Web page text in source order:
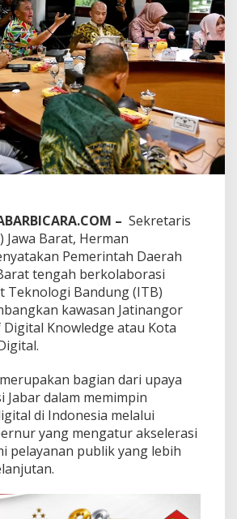
a
b
o
r
a
s
i
e
n
g
a
T
B
K
e
m
b
a
n
n
J
a
i
n
a
g
– Sekretaris
Jawa Barat, Herman
Pemerintah Daerah
tengah berkolaborasi
Teknologi Bandung (ITB)
kawasan Jatinangor
Knowledge atau Kota
bagian dari upaya
Jabar dalam memimpin
di Indonesia melalui
yang mengatur akselerasi
pelayanan publik yang lebih